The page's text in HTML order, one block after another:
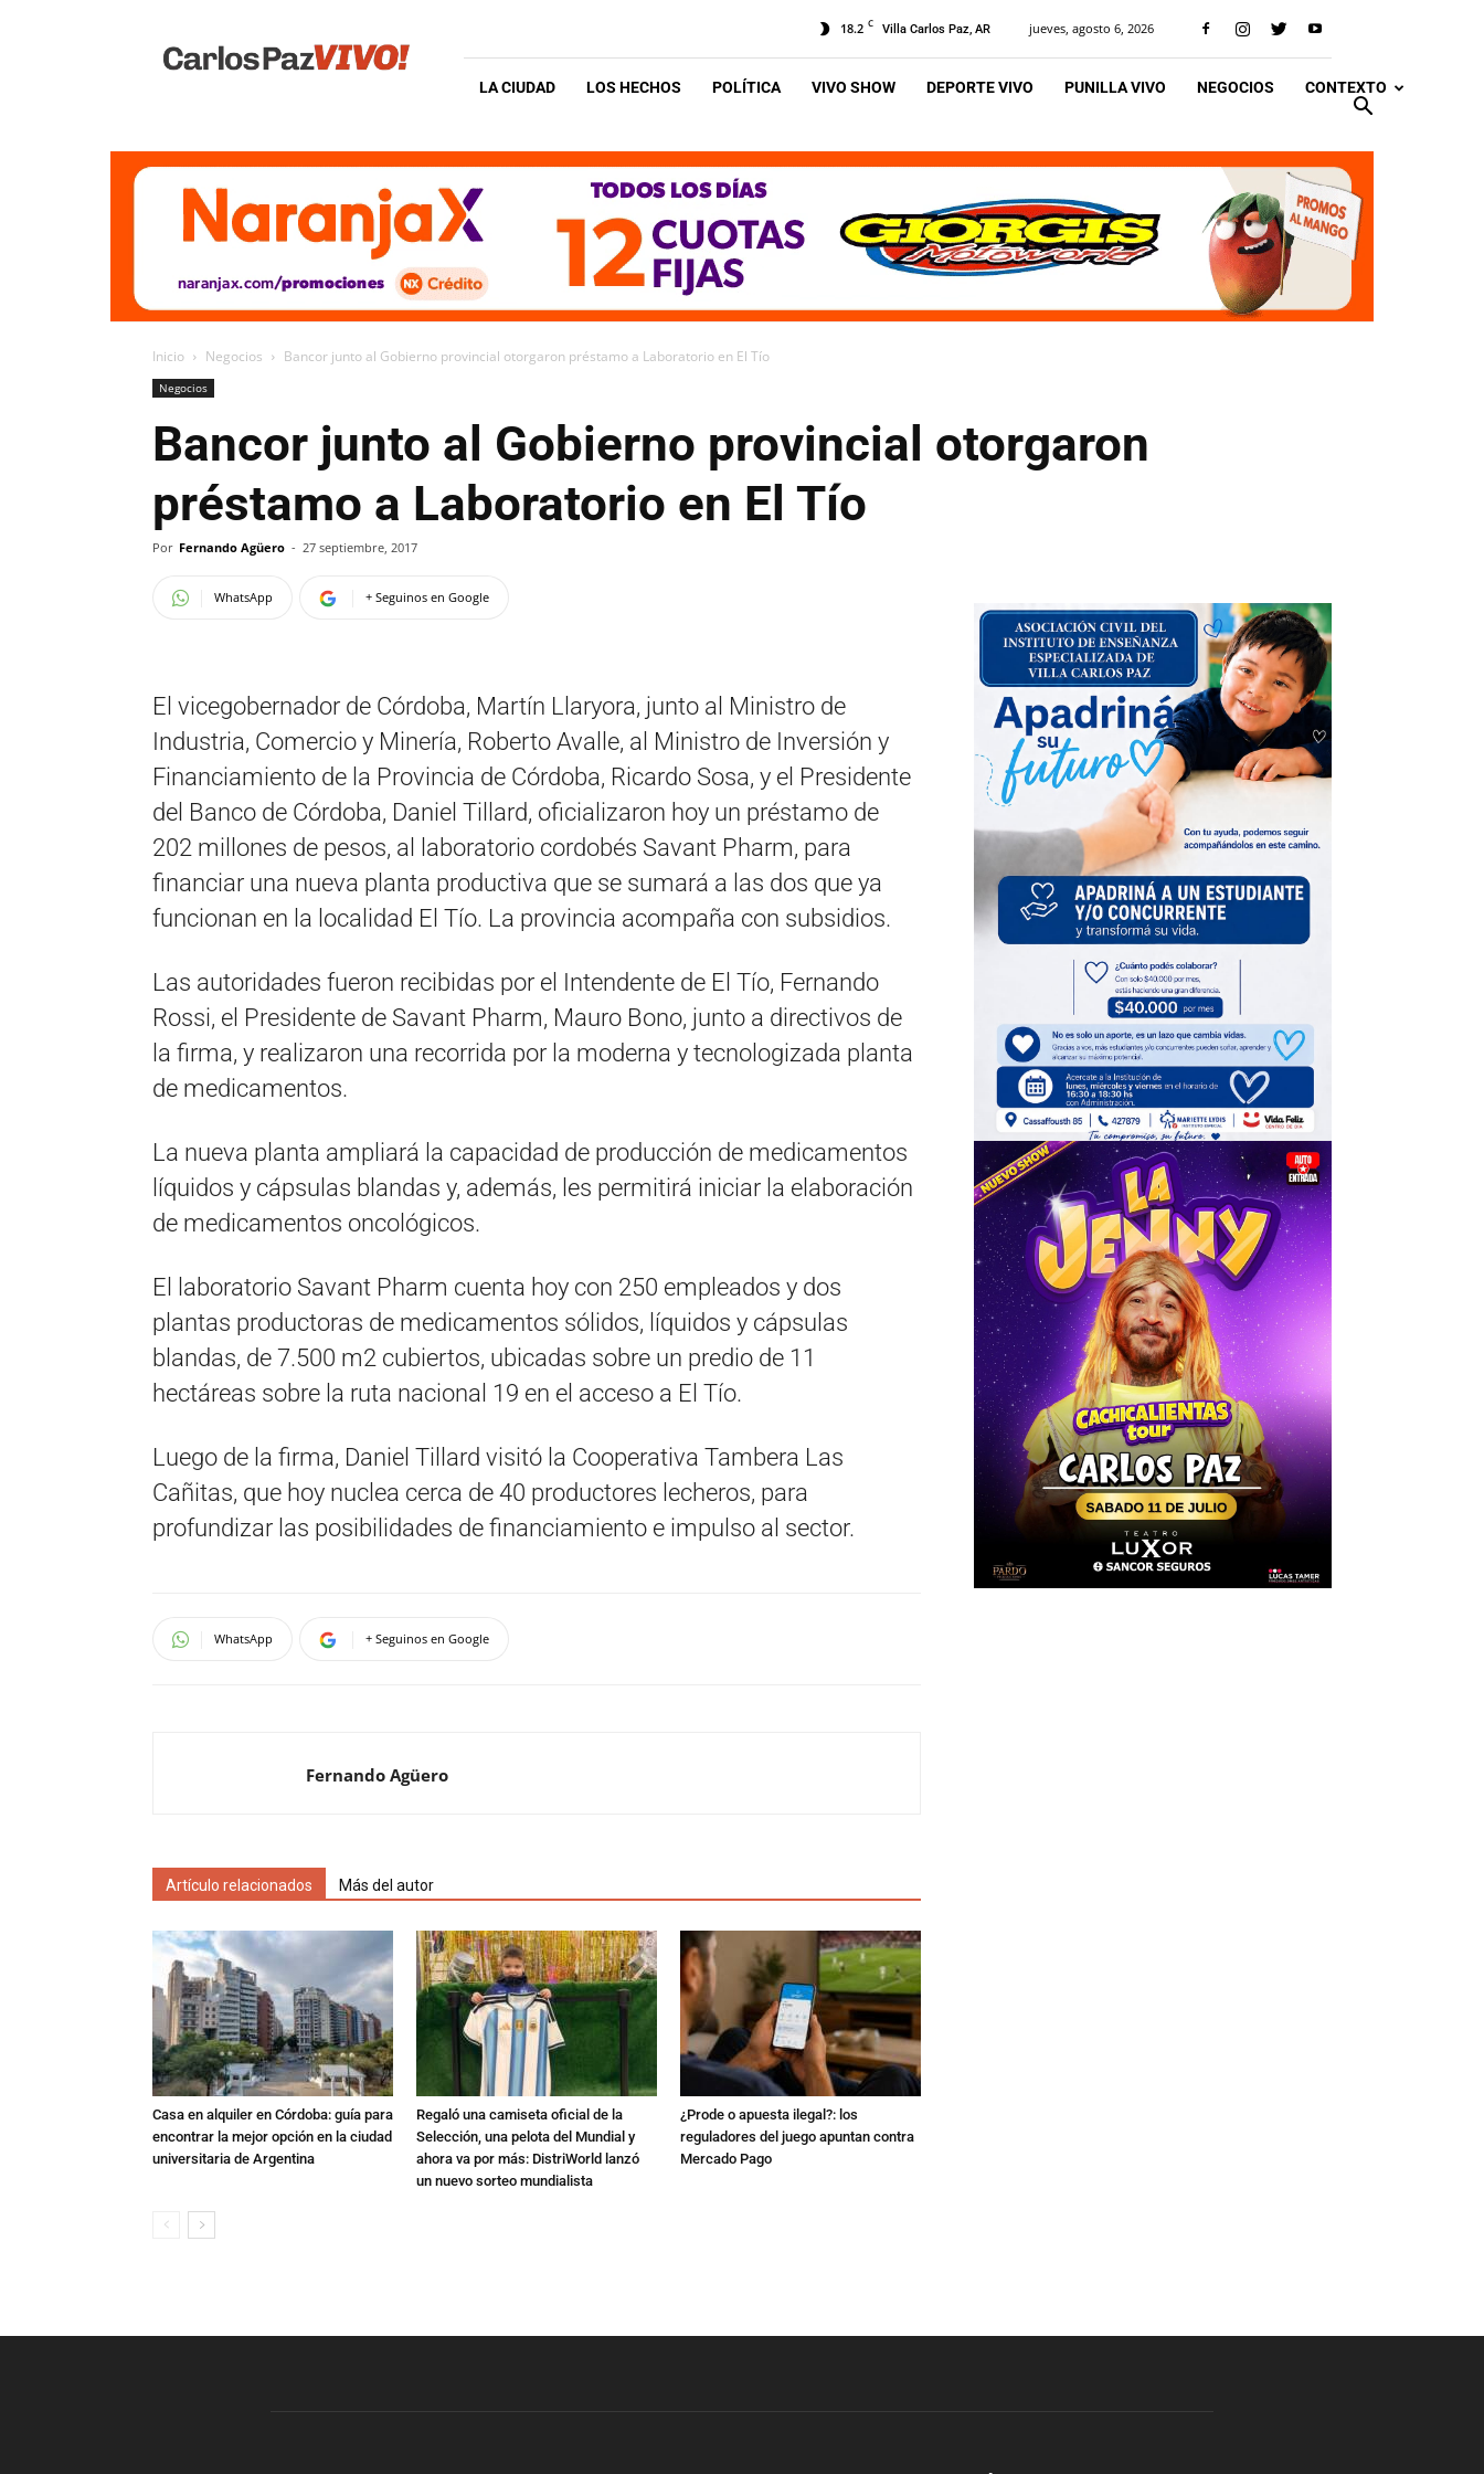
Vivo
18.2 C Villa Carlos Paz, AR jueves, agosto 6, 2026
LA CIUDAD LOS HECHOS POLÍTICA VIVO SHOW DEPORTE VIVO PUNILLA VIVO NEGOCIOS CONTEXTO
Inicio Negocios Bancor junto al Gobierno provincial otorgaron préstamo a Laboratorio en El Tío
Negocios
Bancor junto al Gobierno provincial otorgaron
préstamo a Laboratorio en El Tío
Por Fernando Agüero - 27 septiembre, 2017
WhatsApp + Seguinos en Google
El vicegobernador de Córdoba, Martín Llaryora, junto al Ministro de
Industria, Comercio y Minería, Roberto Avalle, al Ministro de Inversión y
Financiamiento de la Provincia de Córdoba, Ricardo Sosa, y el Presidente
del Banco de Córdoba, Daniel Tillard, oficializaron hoy un préstamo de
202 millones de pesos, al laboratorio cordobés Savant Pharm, para
financiar una nueva planta productiva que se sumará a las dos que ya
funcionan en la localidad El Tío. La provincia acompaña con subsidios.
Las autoridades fueron recibidas por el Intendente de El Tío, Fernando
Rossi, el Presidente de Savant Pharm, Mauro Bono, junto a directivos de
la firma, y realizaron una recorrida por la moderna y tecnologizada planta
de medicamentos.
La nueva planta ampliará la capacidad de producción de medicamentos
líquidos y cápsulas blandas y, además, les permitirá iniciar la elaboración
de medicamentos oncológicos.
El laboratorio Savant Pharm cuenta hoy con 250 empleados y dos
plantas productoras de medicamentos sólidos, líquidos y cápsulas
blandas, de 7.500 m2 cubiertos, ubicadas sobre un predio de 11
hectáreas sobre la ruta nacional 19 en el acceso a El Tío.
Luego de la firma, Daniel Tillard visitó la Cooperativa Tambera Las
Cañitas, que hoy nuclea cerca de 40 productores lecheros, para
profundizar las posibilidades de financiamiento e impulso al sector.
WhatsApp + Seguinos en Google
Fernando Agüero
Artículo relacionados Más del autor
Casa en alquiler en Córdoba: guía para
encontrar la mejor opción en la ciudad
universitaria de Argentina
Regaló una camiseta oficial de la
Selección, una pelota del Mundial y
ahora va por más: DistriWorld lanzó
un nuevo sorteo mundialista
¿Prode o apuesta ilegal?: los
reguladores del juego apuntan contra
Mercado Pago